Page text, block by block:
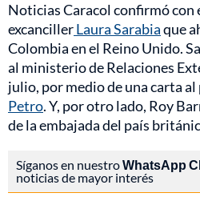
Noticias Caracol confirmó con
excancillerLaura Sarabiaque
Colombia en el Reino Unido.
al ministerio de Relaciones
julio, por medio de una carta
Petro. Y, por otro lado, Roy
de la embajada del país
Síganos en nuestroWhatsApp
noticias de mayor interés